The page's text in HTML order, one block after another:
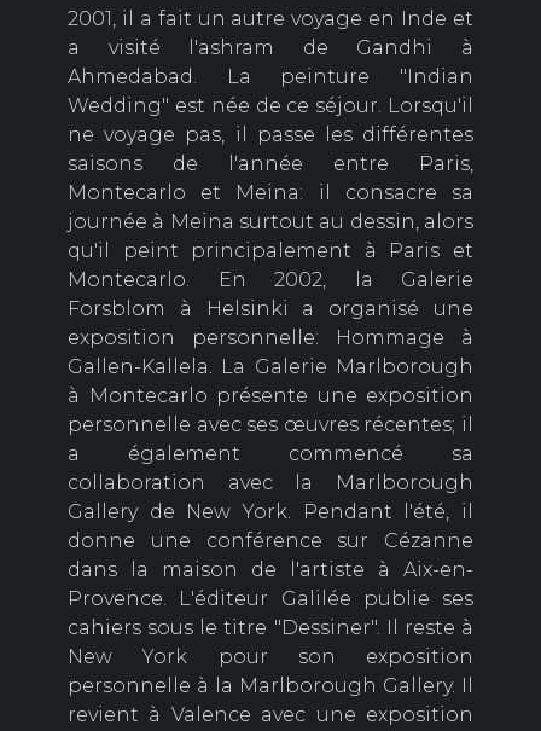
2001, il a fait un autre voyage en Inde et
a visité l'ashram de Gandhi à
Ahmedabad. La peinture "Indian
Wedding" est née de ce séjour. Lorsqu'il
ne voyage pas, il passe les différentes
saisons de l'année entre Paris,
Montecarlo et Meina: il consacre sa
journée à Meina surtout au dessin, alors
qu'il peint principalement à Paris et
Montecarlo. En 2002, la Galerie
Forsblom à Helsinki a organisé une
exposition personnelle: Hommage à
Gallen-Kallela. La Galerie Marlborough
à Montecarlo présente une exposition
personnelle avec ses œuvres récentes; il
a également commencé sa
collaboration avec la Marlborough
Gallery de New York. Pendant l'été, il
donne une conférence sur Cézanne
dans la maison de l'artiste à Aix-en-
Provence. L'éditeur Galilée publie ses
cahiers sous le titre "Dessiner". Il reste à
New York pour son exposition
personnelle à la Marlborough Gallery. Il
revient à Valence avec une exposition